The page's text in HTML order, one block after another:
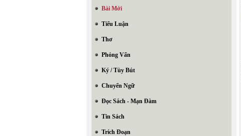
Bài Mới
Tiểu Luận
Thơ
Phỏng Vấn
Ký / Tùy Bút
Chuyển Ngữ
Đọc Sách - Mạn Đàm
Tin Sách
Trích Đoạn